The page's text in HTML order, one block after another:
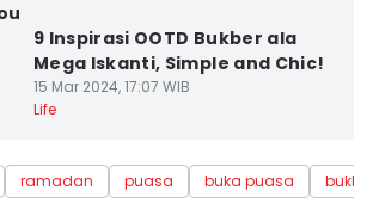
9 Inspirasi OOTD Bukber ala
Mega Iskanti, Simple and Chic!
15 Mar 2024, 17:07 WIB
Life
ramadan puasa buka puasa
bukber